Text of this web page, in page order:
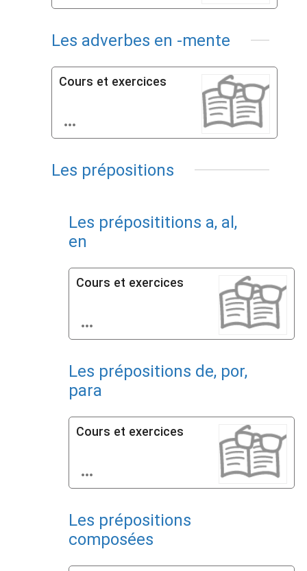
Les adverbes en -mente
Cours et exercices

Les prépositions
Les préposititions a, al,
en
Cours et exercices

Les prépositions de, por,
para
Cours et exercices

Les prépositions
composées